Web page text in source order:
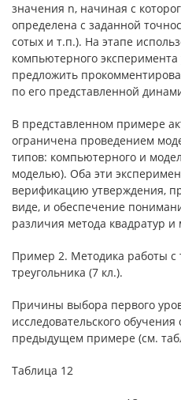
значения n, начиная с
определена с заданной
сотых и т.п.). На этапе
компьютерного
предложить
по его представленной
В представленном примере
ограничена проведением
типов: компьютерного и
моделью). Оба эти
верификацию утверждения,
виде, и обеспечение
различия метода квадратур
Пример 2. Методика работы с
треугольника (7 кл.).
Причины выбора первого
исследовательского
предыдущем примере (см.
Таблица 12